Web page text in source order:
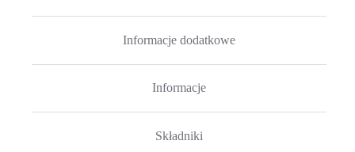
Informacje dodatkowe
Informacje
Składniki